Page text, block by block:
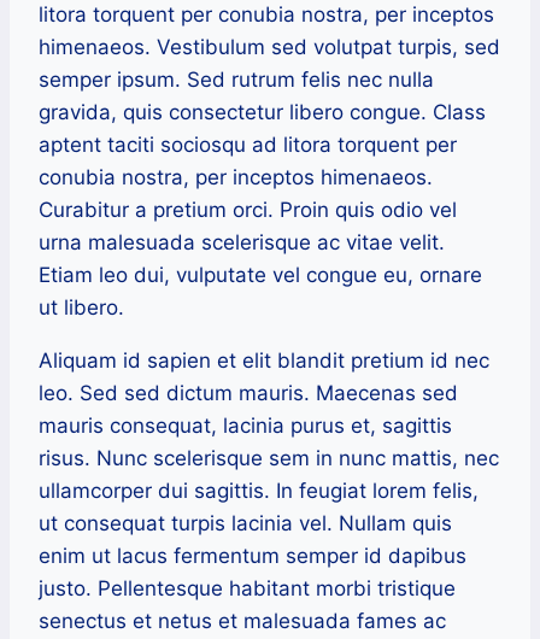
litora torquent per conubia nostra, per inceptos
himenaeos. Vestibulum sed volutpat turpis, sed
semper ipsum. Sed rutrum felis nec nulla
gravida, quis consectetur libero congue. Class
aptent taciti sociosqu ad litora torquent per
conubia nostra, per inceptos himenaeos.
Curabitur a pretium orci. Proin quis odio vel
urna malesuada scelerisque ac vitae velit.
Etiam leo dui, vulputate vel congue eu, ornare
ut libero.
Aliquam id sapien et elit blandit pretium id nec
leo. Sed sed dictum mauris. Maecenas sed
mauris consequat, lacinia purus et, sagittis
risus. Nunc scelerisque sem in nunc mattis, nec
ullamcorper dui sagittis. In feugiat lorem felis,
ut consequat turpis lacinia vel. Nullam quis
enim ut lacus fermentum semper id dapibus
justo. Pellentesque habitant morbi tristique
senectus et netus et malesuada fames ac